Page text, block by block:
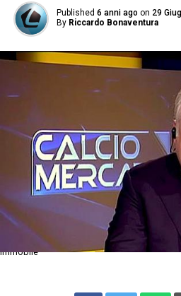
Published 6 anni ago on 29
By Riccardo Bonaventura
Immobile